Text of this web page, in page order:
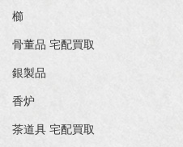
櫛
骨董品 宅配買取
銀製品
香炉
茶道具 宅配買取